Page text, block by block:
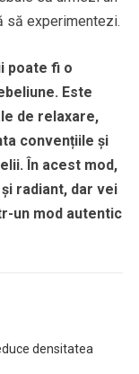
să experimentezi.
poate fi o
Este
de relaxare,
convențiile și
În acest mod,
radiant, dar vei
un mod autentic
densitatea